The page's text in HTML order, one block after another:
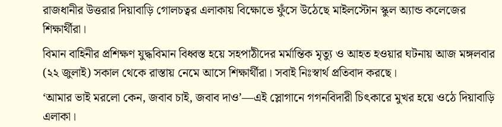
রাজধানীর উত্তরার দিয়াবাড়ি গোলচত্বর এলাকায় বিক্ষোভে ফুঁসে উঠেছে মাইলস্টোন স্কুল অ্যান্ড কলেজের
শিক্ষার্থীরা।
বিমান বাহিনীর প্রশিক্ষণ যুদ্ধবিমান বিধ্বস্ত হয়ে সহপাঠীদের মর্মান্তিক মৃত্যু ও আহত হওয়ার ঘটনায় আজ মঙ্গলবার
(২২ জুলাই) সকাল থেকে রাস্তায় নেমে আসে শিক্ষার্থীরা। সবাই নিঃস্বার্থ প্রতিবাদ করছে।
‘আমার ভাই মরলো কেন, জবাব চাই, জবাব দাও’—এই স্লোগানে গগনবিদারী চিৎকারে মুখর হয়ে ওঠে দিয়াবাড়ি
এলাকা।